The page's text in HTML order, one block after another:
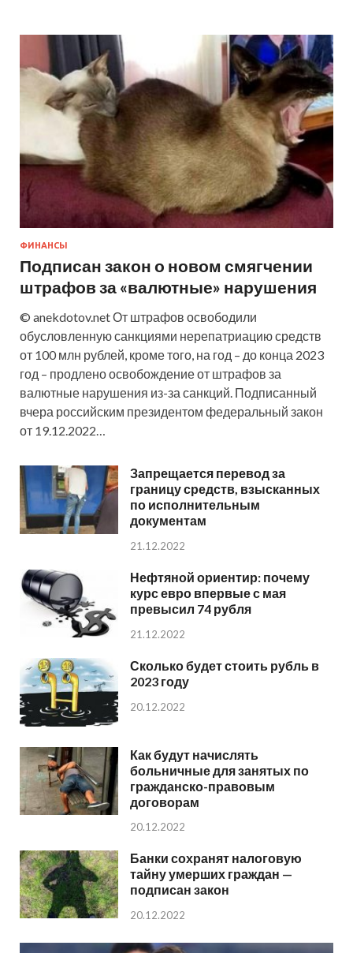
ФИНАНСЫ
Подписан закон о новом смягчении
штрафов за «валютные» нарушения
© anekdotov.net От штрафов освободили
обусловленную санкциями нерепатриацию средств
от 100 млн рублей, кроме того, на год – до конца 2023
год – продлено освобождение от штрафов за
валютные нарушения из-за санкций. Подписанный
вчера российским президентом федеральный закон
от 19.12.2022…
Запрещается перевод за
границу средств, взысканных
по исполнительным
документам
21.12.2022
Нефтяной ориентир: почему
курс евро впервые с мая
превысил 74 рубля
21.12.2022
Сколько будет стоить рубль в
2023 году
20.12.2022
Как будут начислять
больничные для занятых по
гражданско-правовым
договорам
20.12.2022
Банки сохранят налоговую
тайну умерших граждан —
подписан закон
20.12.2022